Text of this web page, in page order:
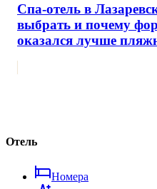
Спа-отель в
выбрать и почему
оказался лучше
Отель
Номера